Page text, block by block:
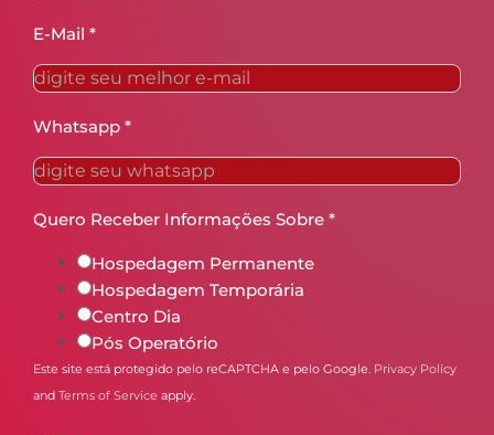
E-Mail *
Whatsapp *
Quero Receber Informações Sobre *
Hospedagem Permanente
Hospedagem Temporária
Centro Dia
Pós Operatório
Este site está protegido pelo reCAPTCHA e pelo Google. Privacy Policy
and Terms of Service apply.